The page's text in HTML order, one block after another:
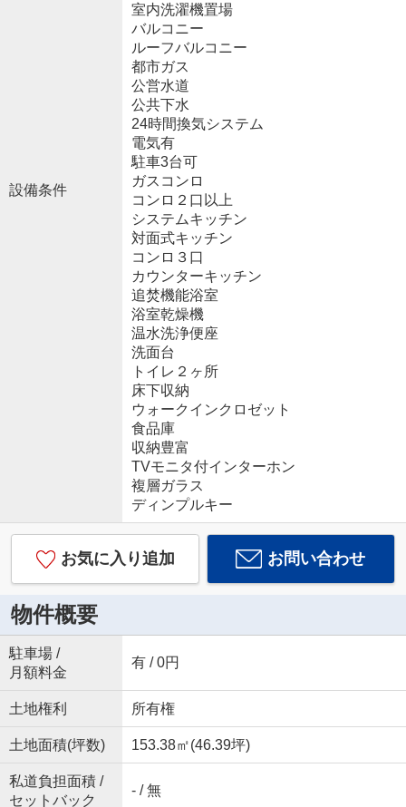
設備条件
室内洗濯機置場
バルコニー
ルーフバルコニー
都市ガス
公営水道
公共下水
24時間換気システム
電気有
駐車3台可
ガスコンロ
コンロ２口以上
システムキッチン
対面式キッチン
コンロ３口
カウンターキッチン
追焚機能浴室
浴室乾燥機
温水洗浄便座
洗面台
トイレ２ヶ所
床下収納
ウォークインクロゼット
食品庫
収納豊富
TVモニタ付インターホン
複層ガラス
ディンプルキー
お気に入り追加 お問い合わせ
物件概要
駐車場 /
月額料金
有 / 0円
土地権利 所有権
土地面積(坪数) 153.38㎡(46.39坪)
私道負担面積 /
セットバック
- / 無